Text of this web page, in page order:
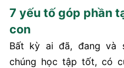
7 yếu tố góp phần
con
Bất kỳ ai đã, đang và
chúng học tập tốt, có